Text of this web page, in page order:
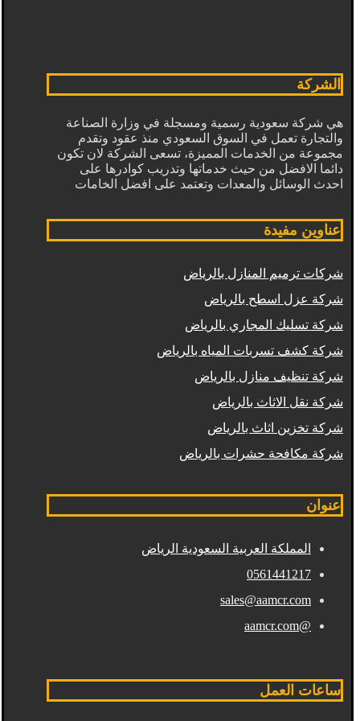
الشركة
هي شركة سعودية رسمية ومسجلة في وزارة الصناعة
والتجارة تعمل في السوق السعودي منذ عقود وتقدم
مجموعة من الخدمات المميزة، تسعى الشركة لان تكون
دائما الافضل من حيث خدماتها وتدريب كوادرها على
احدث الوسائل والمعدات وتعتمد على افضل الخامات
عناوين مفيدة
شركات ترميم المنازل بالرياض
شركة عزل اسطح بالرياض
شركة تسليك المجاري بالرياض
شركة كشف تسربات المياه بالرياض
شركة تنظيف منازل بالرياض
شركة نقل الاثاث بالرياض
شركة تخزين اثاث بالرياض
شركة مكافحة حشرات بالرياض
عنوان
المملكة العربية السعودية الرياض
0561441217
sales@aamcr.com
@aamcr.com
ساعات العمل